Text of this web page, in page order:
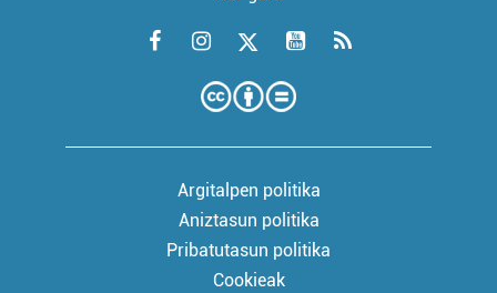
Argitalpen politika
Aniztasun politika
Pribatutasun politika
Cookieak